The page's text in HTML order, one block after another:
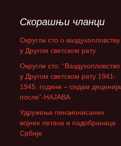
а
г
а
:
Скорашњи чланци
Округли сто о ваздухопловству
у Другом светском рату
Округли сто: “Ваздухопловство
у Другом светском рату 1941-
1945. године – седам деценија
после”-НАЈАВА
Удружење пензионисаних
војних летача и падобранаца
Србије